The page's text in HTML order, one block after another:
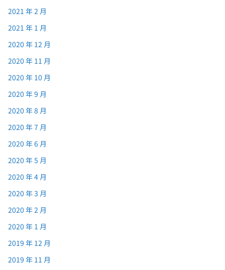
2021 年 2 月
2021 年 1 月
2020 年 12 月
2020 年 11 月
2020 年 10 月
2020 年 9 月
2020 年 8 月
2020 年 7 月
2020 年 6 月
2020 年 5 月
2020 年 4 月
2020 年 3 月
2020 年 2 月
2020 年 1 月
2019 年 12 月
2019 年 11 月